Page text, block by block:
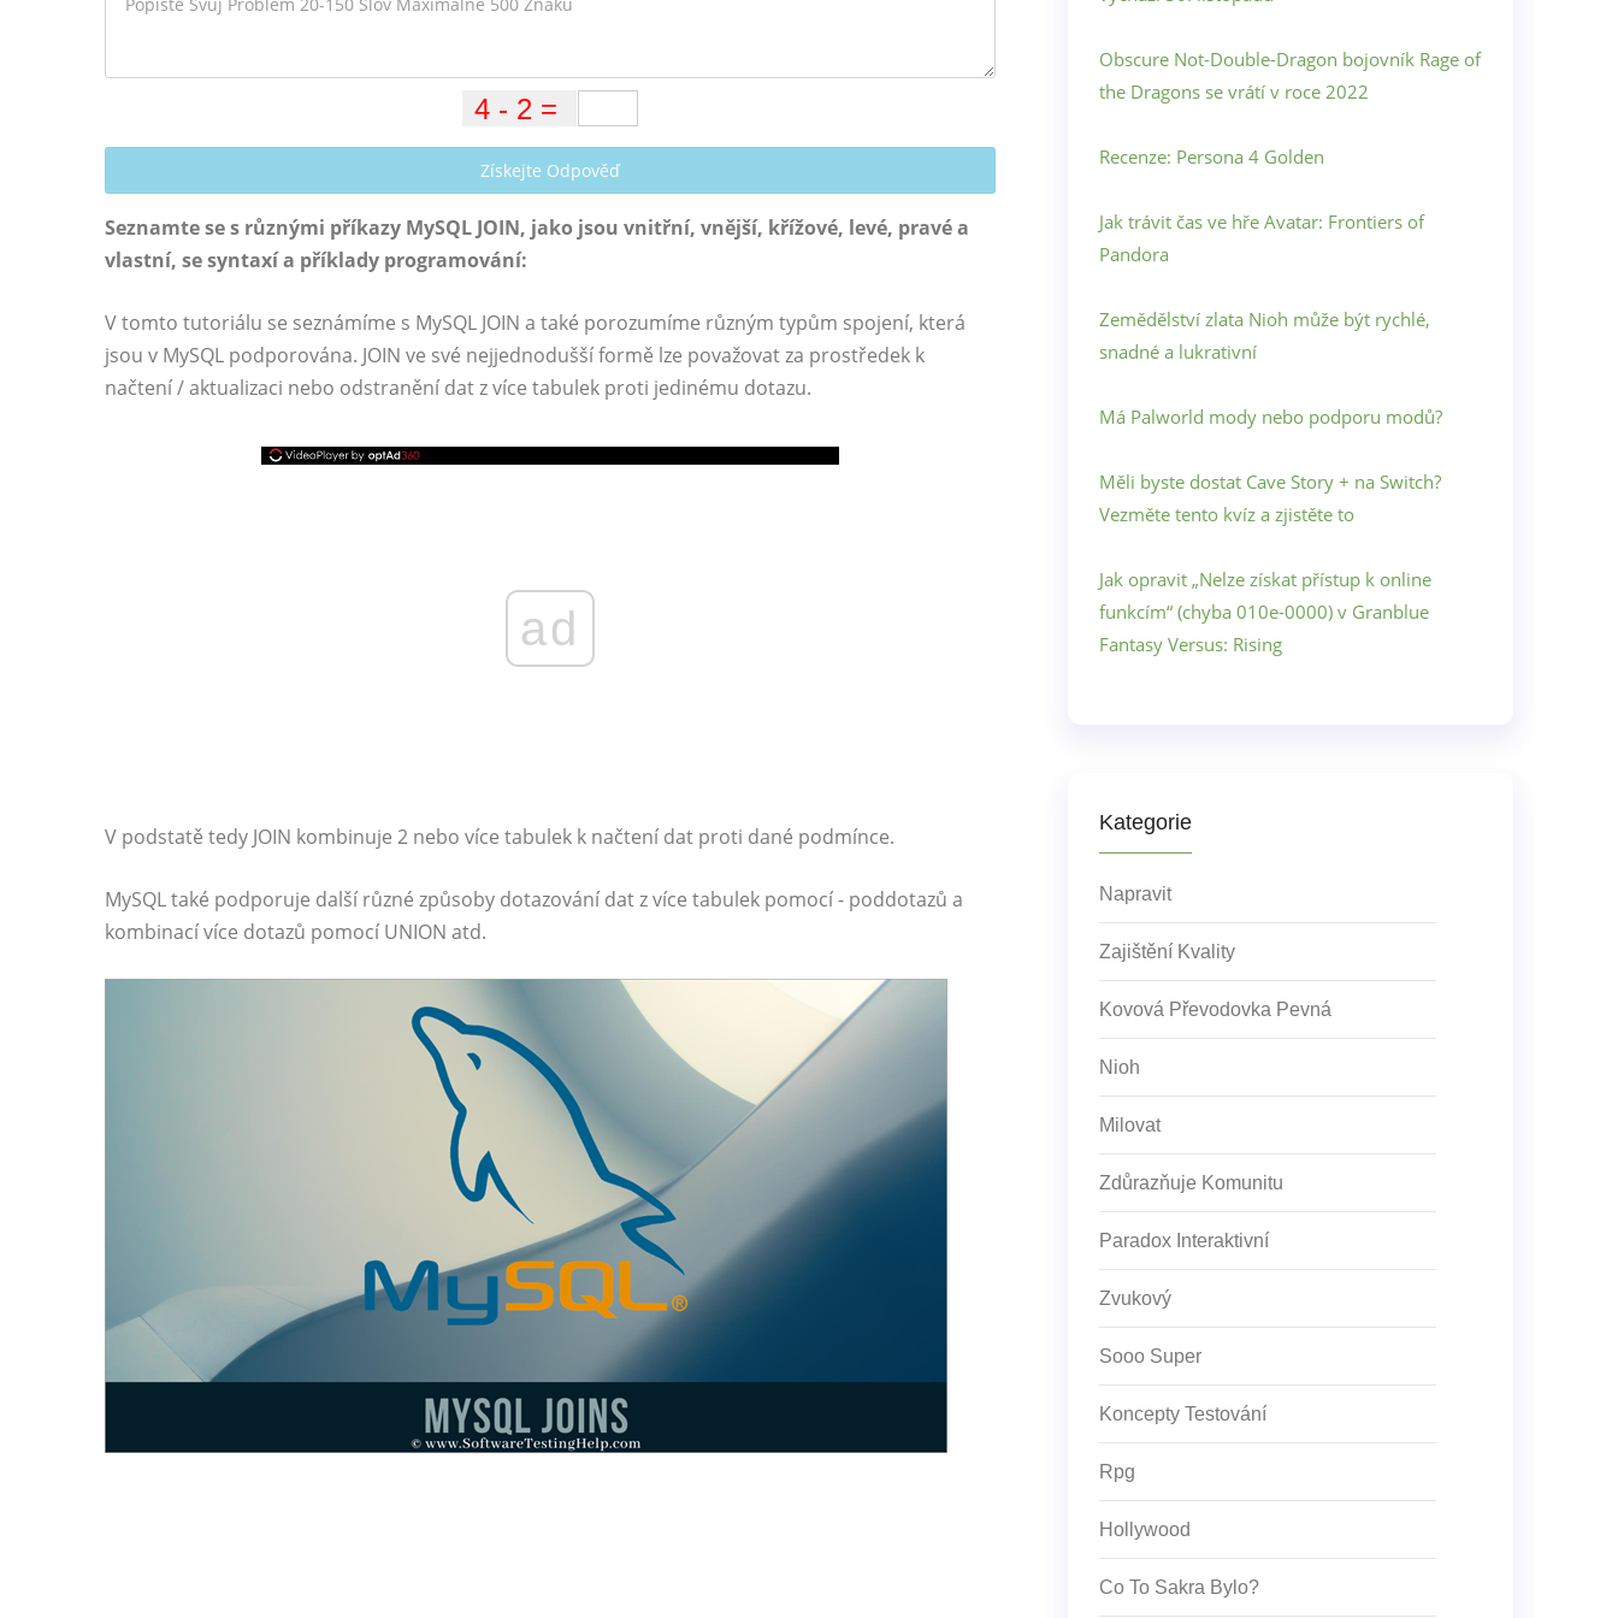
Získejte Odpověď
Seznamte se s různými příkazy MySQL JOIN, jako jsou vnitřní, vnější, křížové, levé, pravé a
vlastní, se syntaxí a příklady programování:
V tomto tutoriálu se seznámíme s MySQL JOIN a také porozumíme různým typům spojení, která
jsou v MySQL podporována. JOIN ve své nejjednodušší formě lze považovat za prostředek k
načtení / aktualizaci nebo odstranění dat z více tabulek proti jedinému dotazu.
ad
V podstatě tedy JOIN kombinuje 2 nebo více tabulek k načtení dat proti dané podmínce.
MySQL také podporuje další různé způsoby dotazování dat z více tabulek pomocí - poddotazů a
kombinací více dotazů pomocí UNION atd.
Obscure Not-Double-Dragon bojovník Rage of
the Dragons se vrátí v roce 2022
Recenze: Persona 4 Golden
Jak trávit čas ve hře Avatar: Frontiers of
Pandora
Zemědělství zlata Nioh může být rychlé,
snadné a lukrativní
Má Palworld mody nebo podporu modů?
Měli byste dostat Cave Story + na Switch?
Vezměte tento kvíz a zjistěte to
Jak opravit „Nelze získat přístup k online
funkcím“ (chyba 010e-0000) v Granblue
Fantasy Versus: Rising
Kategorie
Napravit
Zajištění Kvality
Kovová Převodovka Pevná
Nioh
Milovat
Zdůrazňuje Komunitu
Paradox Interaktivní
Zvukový
Sooo Super
Koncepty Testování
Rpg
Hollywood
Co To Sakra Bylo?